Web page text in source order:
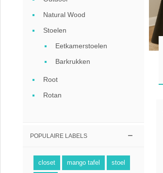
Natural Wood
Stoelen
Eetkamerstoelen
Barkrukken
Root
Rotan
POPULAIRE LABELS
closet mango tafel stoel